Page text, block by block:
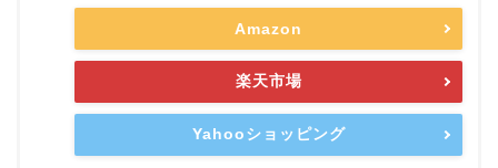
Amazon
楽天市場
Yahooショッピング